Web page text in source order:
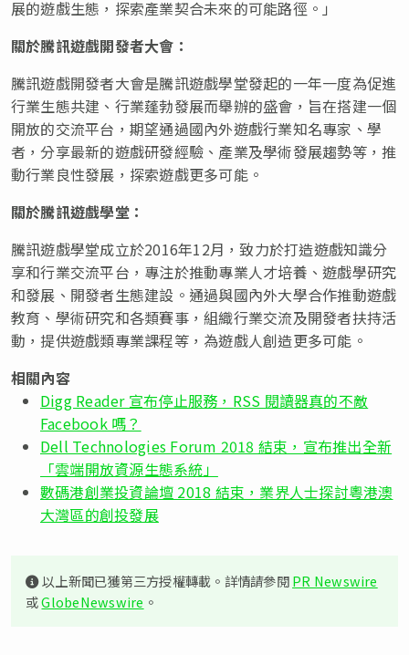
展的遊戲生態，探索產業契合未來的可能路徑。」
關於騰訊遊戲開發者大會：
騰訊遊戲開發者大會是騰訊遊戲學堂發起的一年一度為促進
行業生態共建、行業蓬勃發展而舉辦的盛會，旨在搭建一個
開放的交流平台，期望通過國內外遊戲行業知名專家、學
者 ，分享最新的遊戲研發經驗、產業及學術發展趨勢等，推
動行業良性發展，探索遊戲更多可能。
關於騰訊遊戲學堂：
騰訊遊戲學堂成立於2016年12月，致力於打造遊戲知識分
享和行業交流平台，專注於推動專業人才培養、遊戲學研究
和發展、開發者生態建設。通過與國內外大學合作推動遊戲
教育、學術研究和各類賽事，組織行業交流及開發者扶持活
動，提供遊戲類專業課程等，為遊戲人創造更多可能。
相關內容
Digg Reader 宣布停止服務，RSS 閱讀器真的不敵
Facebook 嗎？
Dell Technologies Forum 2018 結束，宣布推出全新
「雲端開放資源生態系統」
數碼港創業投資論壇 2018 結束，業界人士探討粵港澳
大灣區的創投發展
以上新聞已獲第三方授權轉載。詳情請參閱PR Newswire
或GlobeNewswire 。